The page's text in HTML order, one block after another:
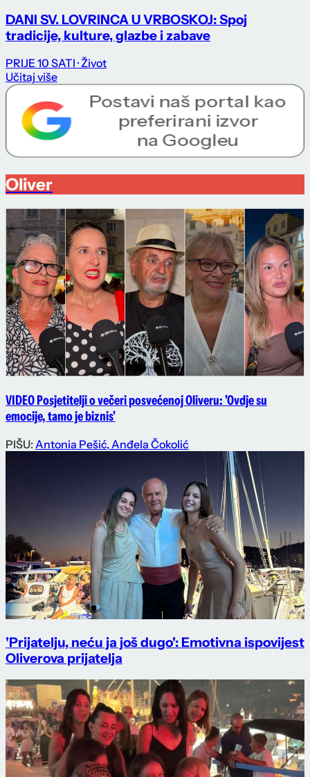
DANI SV. LOVRINCA U VRBOSKOJ: Spoj
tradicije, kulture, glazbe i zabave
PRIJE 10 SATI · Život
Učitaj više
Oliver
VIDEO Posjetitelji o večeri posvećenoj Oliveru: 'Ovdje su
emocije, tamo je biznis'
PIŠU: Antonia Pešić, Anđela Čokolić
'Prijatelju, neću ja još dugo': Emotivna ispovijest
Oliverova prijatelja